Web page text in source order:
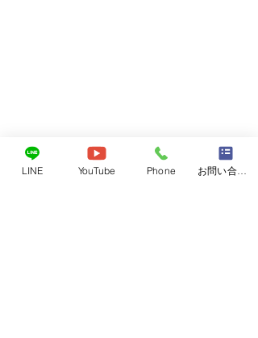
LINE YouTube Phone お問い合わせフォーム